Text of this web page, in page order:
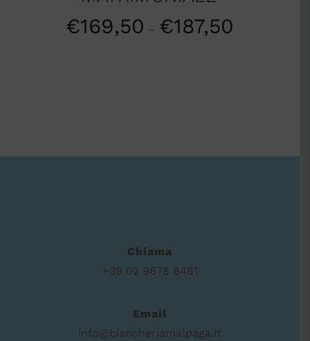
€169,50 – €187,50
Chiama
+39 02 9678 8461
Email
info@biancheriamalpaga.it